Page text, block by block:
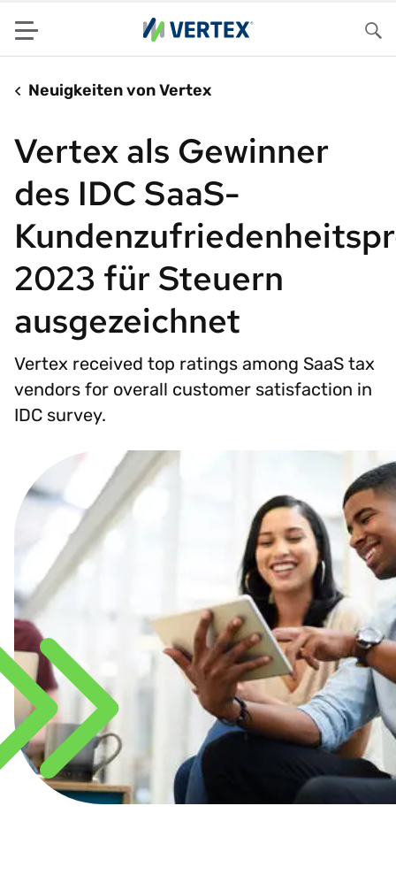
Menu
Neuigkeiten von Vertex
Vertex als Gewinner
des IDC SaaS-
2023 für Steuern
ausgezeichnet
Vertex received top ratings among SaaS tax
vendors for overall customer satisfaction in
IDC survey.